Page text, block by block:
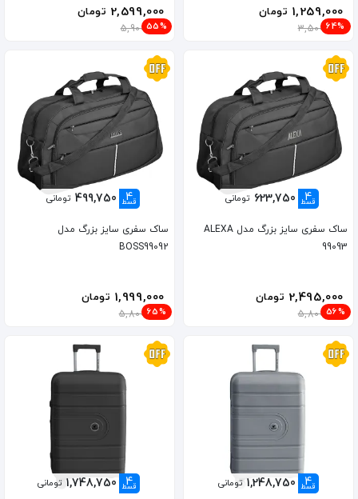
1,259,000 تومان
3,500,000
64%
2,599,000 تومان
5,900,000
55%
4
قسط 623,750 تومانی
ساک سفری سایز بزرگ مدل ALEXA
99093
2,495,000 تومان
5,800,000
56%
4
قسط 499,750 تومانی
ساک سفری سایز بزرگ مدل
BOSS99092
1,999,000 تومان
5,800,000
65%
4
قسط 1,248,750 تومانی 4
قسط 1,748,750 تومانی